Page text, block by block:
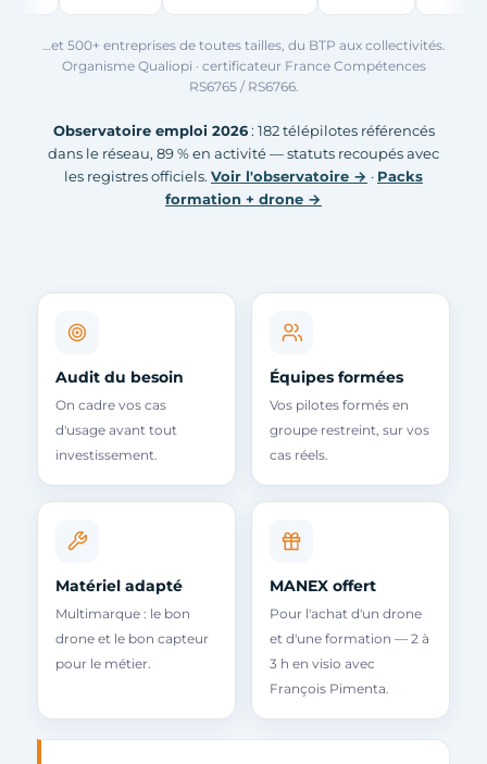
…et 500+ entreprises de toutes tailles, du BTP aux collectivités.
Organisme Qualiopi · certificateur France Compétences
RS6765 / RS6766.
Observatoire emploi 2026: 182 télépilotes référencés
dans le réseau, 89 % en activité — statuts recoupés avec
les registres officiels. Voir l'observatoire → · Packs
formation + drone →
Audit du besoin
On cadre vos cas
d'usage avant tout
investissement.
Équipes formées
Vos pilotes formés en
groupe restreint, sur vos
cas réels.
Matériel adapté
Multimarque : le bon
drone et le bon capteur
pour le métier.
MANEX offert
Pour l'achat d'un drone
et d'une formation — 2 à
3 h en visio avec
François Pimenta.